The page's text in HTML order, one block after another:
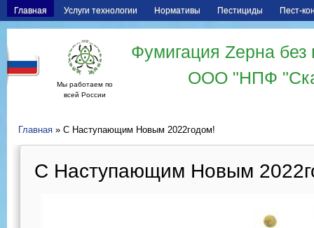
Главная Услуги технологии Нормативы Пестициды Пест-
Мы работаем по
всей России
Фумигация Zерна
ООО "НПФ
Главная » С Наступающим Новым 2022годом!
С Наступающим Новым